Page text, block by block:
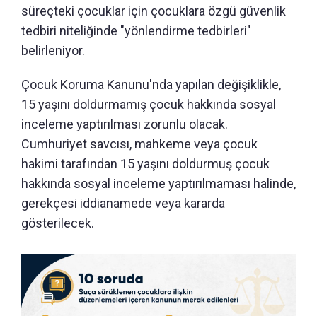
süreçteki çocuklar için çocuklara özgü güvenlik
tedbiri niteliğinde "yönlendirme tedbirleri"
belirleniyor.
Çocuk Koruma Kanunu'nda yapılan değişiklikle,
15 yaşını doldurmamış çocuk hakkında sosyal
inceleme yaptırılması zorunlu olacak.
Cumhuriyet savcısı, mahkeme veya çocuk
hakimi tarafından 15 yaşını doldurmuş çocuk
hakkında sosyal inceleme yaptırılmaması halinde,
gerekçesi iddianamede veya kararda
gösterilecek.